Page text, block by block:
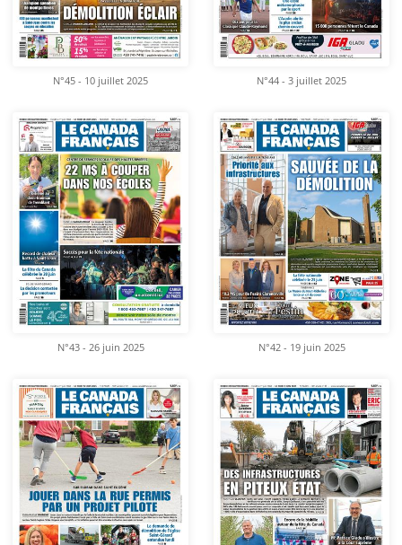
N°45 - 10 juillet 2025 N°44 - 3 juillet 2025
N°43 - 26 juin 2025 N°42 - 19 juin 2025